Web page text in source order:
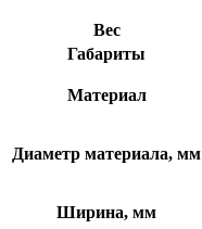
Вес
Габариты
Материал
Диаметр материала, мм
Ширина, мм